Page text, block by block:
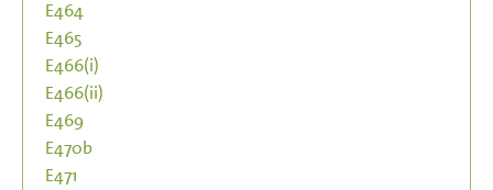
E464
E465
E466(i)
E466(ii)
E469
E470b
E471